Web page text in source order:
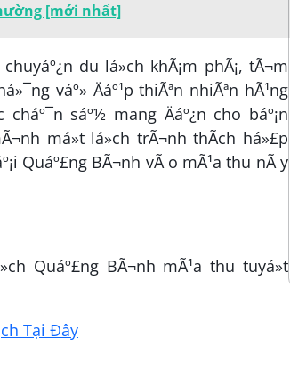
[mới nhất]
du lá»ch khÃ¡m phÃ¡, tÃ¬m
váº» Äáº¹p thiÃªn nhiÃªn hÃ¹ng
cháº¯n sáº½ mang Äáº¿n cho báº¡n
má»t lá»ch trÃ¬nh thÃ­ch há»£p
táº¡i Quáº£ng BÃ¬nh vÃ o mÃ¹a thu nÃ y
Quáº£ng BÃ¬nh mÃ¹a thu tuyá»t
Tại Đây